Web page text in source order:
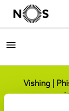
Vishing |